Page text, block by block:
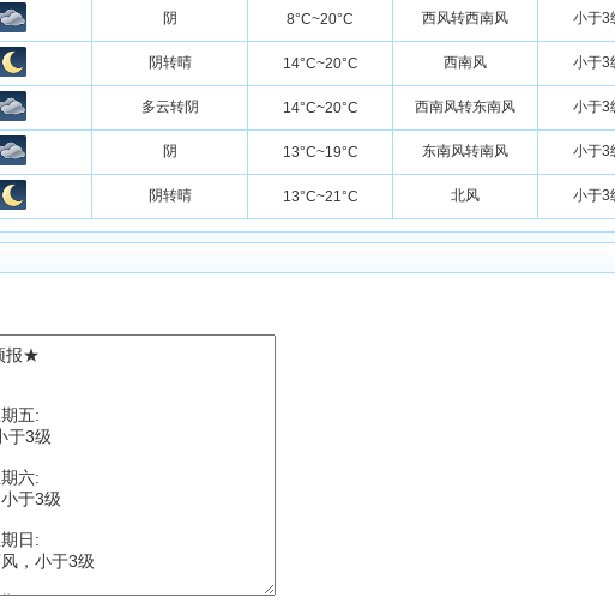
阴 8°C~20°C 西风转西南风 小于3
阴转晴 14°C~20°C 西南风 小于3
多云转阴 14°C~20°C 西南风转东南风 小于3
阴 13°C~19°C 东南风转南风 小于3
阴转晴 13°C~21°C 北风 小于3